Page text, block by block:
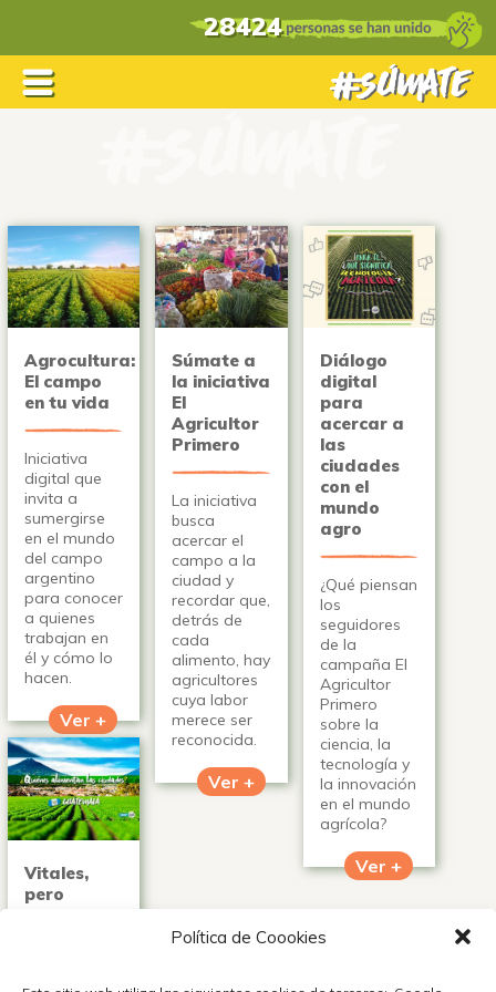
Política de Coookies
28424
Agrocultura:
El campo
en tu vida
Iniciativa
digital que
invita a
sumergirse
en el mundo
del campo
argentino
para conocer
a quienes
trabajan en
él y cómo lo
hacen.
Ver +
Súmate a
la iniciativa
El
Agricultor
Primero
La iniciativa
busca
acercar el
campo a la
ciudad y
recordar que,
detrás de
cada
alimento, hay
agricultores
cuya labor
merece ser
reconocida.
Ver +
Diálogo
digital
para
acercar a
las
ciudades
con el
mundo
agro
¿Qué piensan
los
seguidores
de la
campaña El
Agricultor
Primero
sobre la
ciencia, la
tecnología y
la innovación
en el mundo
agrícola?
Ver +
Vitales,
pero